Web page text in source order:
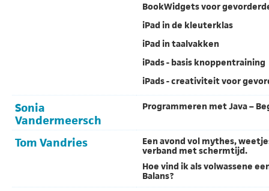
BookWidgets voor
iPad in de kleuterklas
iPad in taalvakken
iPads - basis knoppentraining
iPads - creativiteit voor
Sonia
Vandermeersch
Programmeren met Java –
Tom Vandries
Een avond vol mythes,
verband met schermtijd.
Hoe vind ik als volwassene
Balans?